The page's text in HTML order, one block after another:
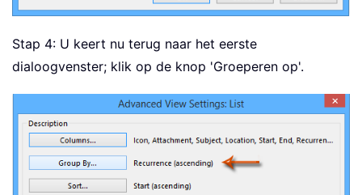
Stap 4: U keert nu terug naar het eerste
dialoogvenster; klik op de knop 'Groeperen op'.